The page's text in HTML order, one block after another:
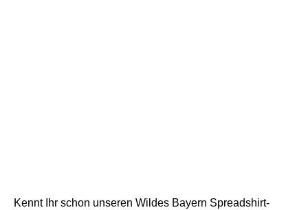
Kennt Ihr schon unseren Wildes Bayern Spreadshirt-